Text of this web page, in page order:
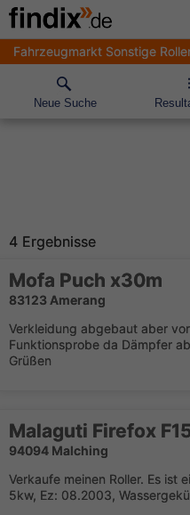
Fahrzeugmarkt Sonstige
Neue Suche
4 Ergebnisse
Mofa Puch x30m
83123 Amerang
Verkleidung abgebaut aber
Funktionsprobe da Dämpfer
Grüßen
Malaguti Firefox
94094 Malching
Verkaufe meinen Roller. Es ist
5kw, Ez: 08.2003,